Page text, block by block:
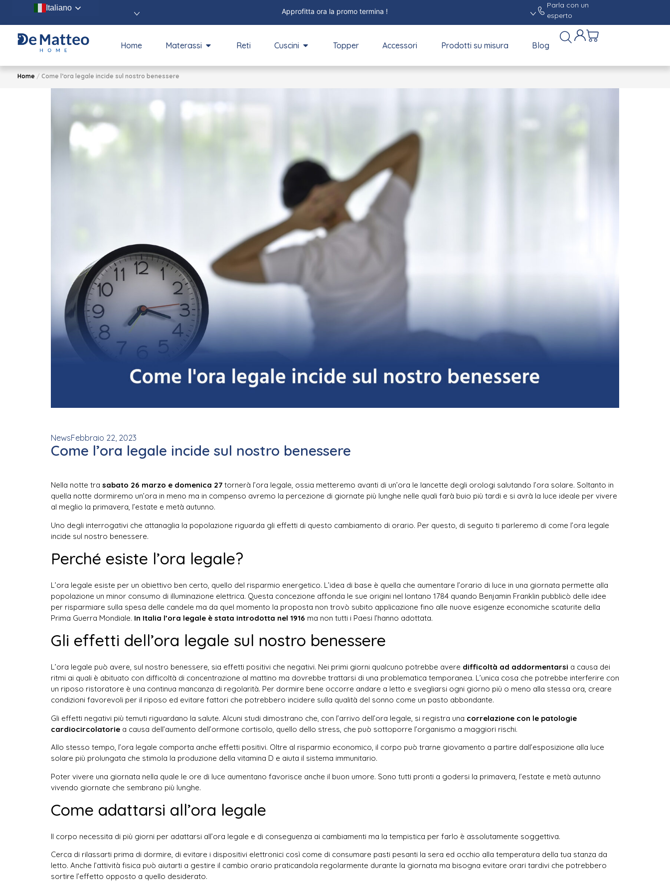
Italiano Approfitta ora la promo termina !
Parla con un
esperto
Home Materassi Reti Cuscini Topper Accessori Prodotti su misura Blog
Home / Come l’ora legale incide sul nostro benessere
NewsFebbraio 22, 2023
Come l’ora legale incide sul nostro benessere
Nella notte tra sabato 26 marzo e domenica 27 tornerà l’ora legale, ossia metteremo avanti di un’ora le lancette degli orologi salutando l’ora solare. Soltanto in
quella notte dormiremo un’ora in meno ma in compenso avremo la percezione di giornate più lunghe nelle quali farà buio più tardi e si avrà la luce ideale per vivere
al meglio la primavera, l’estate e metà autunno.
Uno degli interrogativi che attanaglia la popolazione riguarda gli effetti di questo cambiamento di orario. Per questo, di seguito ti parleremo di come l’ora legale
incide sul nostro benessere.
Perché esiste l’ora legale?
L’ora legale esiste per un obiettivo ben certo, quello del risparmio energetico. L’idea di base è quella che aumentare l’orario di luce in una giornata permette alla
popolazione un minor consumo di illuminazione elettrica. Questa concezione affonda le sue origini nel lontano 1784 quando Benjamin Franklin pubblicò delle idee
per risparmiare sulla spesa delle candele ma da quel momento la proposta non trovò subito applicazione fino alle nuove esigenze economiche scaturite della
Prima Guerra Mondiale. In Italia l’ora legale è stata introdotta nel 1916 ma non tutti i Paesi l’hanno adottata.
Gli effetti dell’ora legale sul nostro benessere
L’ora legale può avere, sul nostro benessere, sia effetti positivi che negativi. Nei primi giorni qualcuno potrebbe avere difficoltà ad addormentarsi a causa dei
ritmi ai quali è abituato con difficoltà di concentrazione al mattino ma dovrebbe trattarsi di una problematica temporanea. L’unica cosa che potrebbe interferire con
un riposo ristoratore è una continua mancanza di regolarità. Per dormire bene occorre andare a letto e svegliarsi ogni giorno più o meno alla stessa ora, creare
condizioni favorevoli per il riposo ed evitare fattori che potrebbero incidere sulla qualità del sonno come un pasto abbondante.
Gli effetti negativi più temuti riguardano la salute. Alcuni studi dimostrano che, con l’arrivo dell’ora legale, si registra una correlazione con le patologie
cardiocircolatorie a causa dell’aumento dell’ormone cortisolo, quello dello stress, che può sottoporre l’organismo a maggiori rischi.
Allo stesso tempo, l’ora legale comporta anche effetti positivi. Oltre al risparmio economico, il corpo può trarne giovamento a partire dall’esposizione alla luce
solare più prolungata che stimola la produzione della vitamina D e aiuta il sistema immunitario.
Poter vivere una giornata nella quale le ore di luce aumentano favorisce anche il buon umore. Sono tutti pronti a godersi la primavera, l’estate e metà autunno
vivendo giornate che sembrano più lunghe.
Come adattarsi all’ora legale
Il corpo necessita di più giorni per adattarsi all’ora legale e di conseguenza ai cambiamenti ma la tempistica per farlo è assolutamente soggettiva.
Cerca di rilassarti prima di dormire, di evitare i dispositivi elettronici così come di consumare pasti pesanti la sera ed occhio alla temperatura della tua stanza da
letto. Anche l’attività fisica può aiutarti a gestire il cambio orario praticandola regolarmente durante la giornata ma bisogna evitare orari tardivi che potrebbero
sortire l’effetto opposto a quello desiderato.